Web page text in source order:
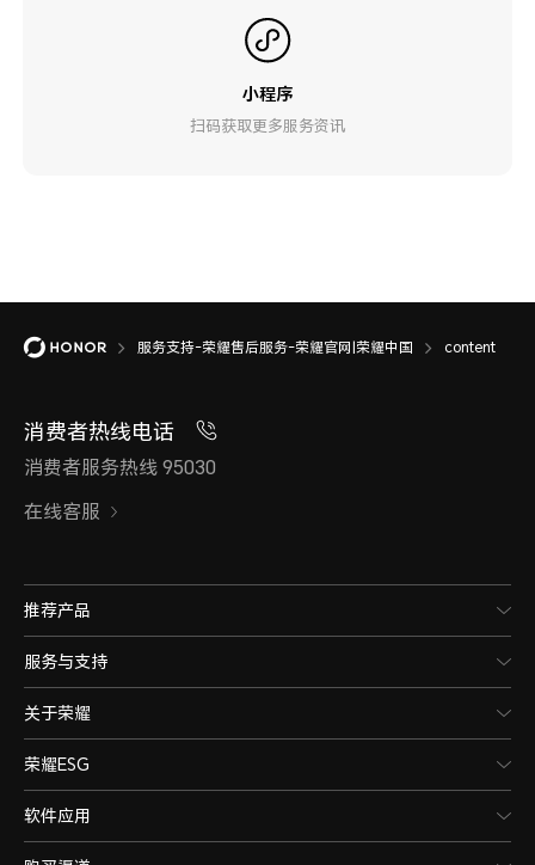
小程序
扫码获取更多服务资讯
服务支持-荣耀售后服务-荣耀官网|荣耀中国 content
消费者热线电话
消费者服务热线 95030
在线客服
推荐产品
服务与支持
关于荣耀
荣耀ESG
软件应用